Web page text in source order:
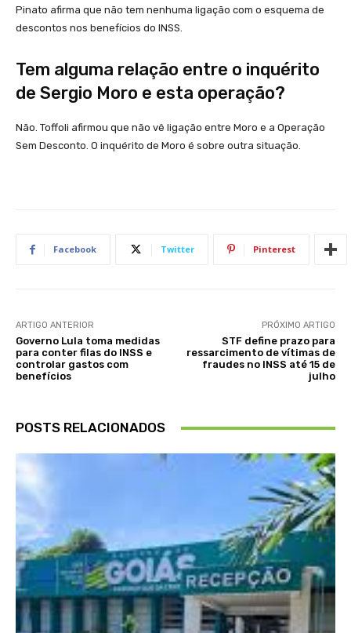
Pinato afirma que não tem nenhuma ligação com o esquema de
descontos nos benefícios do INSS.
Tem alguma relação entre o inquérito
de Sergio Moro e esta operação?
Não. Toffoli afirmou que não vê ligação entre Moro e a Operação
Sem Desconto. O inquérito de Moro é sobre outra situação.
Facebook Twitter Pinterest
ARTIGO ANTERIOR
Governo Lula toma medidas
para conter filas do INSS e
controlar gastos com
benefícios
PRÓXIMO ARTIGO
STF define prazo para
ressarcimento de vítimas de
fraudes no INSS até 15 de
julho
POSTS RELACIONADOS